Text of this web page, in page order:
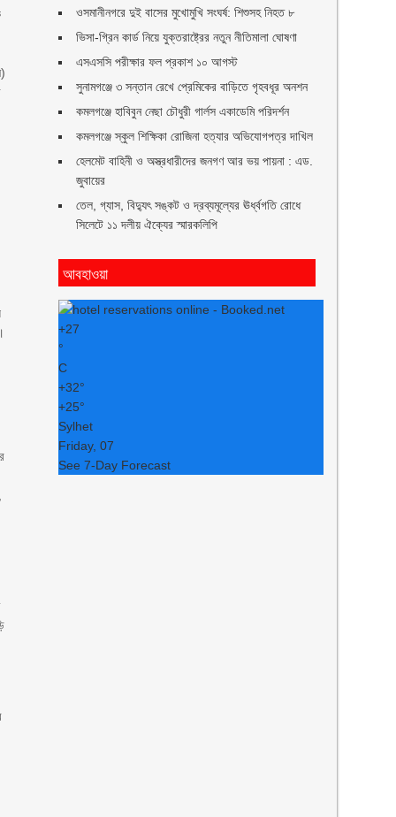
ওসমানীনগরে দুই বাসের মুখোমুখি সংঘর্ষ: শিশুসহ নিহত ৮
ভিসা-গ্রিন কার্ড নিয়ে যুক্তরাষ্ট্রের নতুন নীতিমালা ঘোষণা
এসএসসি পরীক্ষার ফল প্রকাশ ১০ আগস্ট
সুনামগঞ্জে ৩ সন্তান রেখে প্রেমিকের বাড়িতে গৃহবধূর অনশন
কমলগঞ্জে হাবিবুন নেছা চৌধুরী গার্লস একাডেমি পরিদর্শন
কমলগঞ্জে স্কুল শিক্ষিকা রোজিনা হত্যার অভিযোগপত্র দাখিল
হেলমেট বাহিনী ও অস্ত্রধারীদের জনগণ আর ভয় পায়না : এড.
জুবায়ের
তেল, গ্যাস, বিদ্যুৎ সঙ্কট ও দ্রব্যমূল্যের ঊর্ধ্বগতি রোধে
সিলেটে ১১ দলীয় ঐক্যের স্মারকলিপি
আবহাওয়া
+27
°
C
+32°
+25°
Sylhet
Friday, 07
See 7-Day Forecast